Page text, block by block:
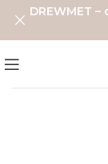
DREWMET